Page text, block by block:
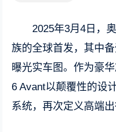
2025年3月4日，
族的全球首发，其中
曝光实车图。作为豪
6 Avant以颠覆性的设
系统，再次定义高端出